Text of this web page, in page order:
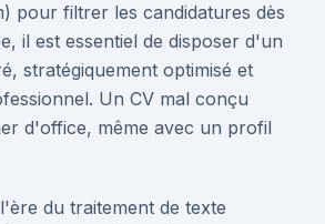
pour filtrer les candidatures dès
il est essentiel de disposer d'un
stratégiquement optimisé et
Un CV mal conçu
d'office, même avec un profil
du traitement de texte